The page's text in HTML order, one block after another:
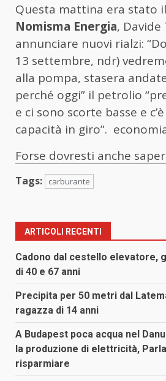
Questa mattina era stato
Nomisma Energia, Davide
annunciare nuovi rialzi:
13 settembre, ndr)
alla pompa, stasera
perché oggi” il petrolio
e ci sono scorte basse e
capacità in giro”.
Forse dovresti anche
Tags: carburante
ARTICOLI RECENTI
Cadono dal cestello elevatore,
di 40 e 67 anni
Precipita per 50 metri dal
ragazza di 14 anni
A Budapest poca acqua nel
la produzione di elettricità,
risparmiare